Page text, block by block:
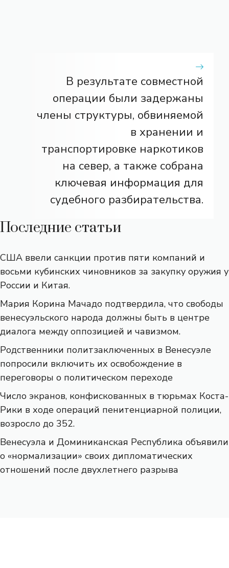
В результате совместной
операции были задержаны
члены структуры, обвиняемой
в хранении и
транспортировке наркотиков
на север, а также собрана
ключевая информация для
судебного разбирательства.
Последние статьи
США ввели санкции против пяти компаний и
восьми кубинских чиновников за закупку оружия у
России и Китая.
Мария Корина Мачадо подтвердила, что свободы
венесуэльского народа должны быть в центре
диалога между оппозицией и чавизмом.
Родственники политзаключенных в Венесуэле
попросили включить их освобождение в
переговоры о политическом переходе
Число экранов, конфискованных в тюрьмах Коста-
Рики в ходе операций пенитенциарной полиции,
возросло до 352.
Венесуэла и Доминиканская Республика объявили
о «нормализации» своих дипломатических
отношений после двухлетнего разрыва